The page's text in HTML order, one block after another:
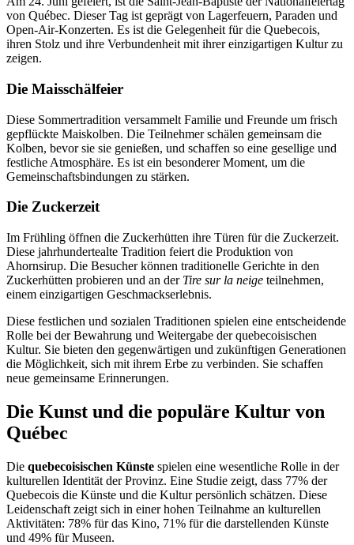
von Québec. Dieser Tag ist geprägt von Lagerfeuern, Paraden und
Open-Air-Konzerten. Es ist die Gelegenheit für die Quebecois,
ihren Stolz und ihre Verbundenheit mit ihrer einzigartigen Kultur zu
zeigen.
Die Maisschälfeier
Diese Sommertradition versammelt Familie und Freunde um frisch
gepflückte Maiskolben. Die Teilnehmer schälen gemeinsam die
Kolben, bevor sie sie genießen, und schaffen so eine gesellige und
festliche Atmosphäre. Es ist ein besonderer Moment, um die
Gemeinschaftsbindungen zu stärken.
Die Zuckerzeit
Im Frühling öffnen die Zuckerhütten ihre Türen für die Zuckerzeit.
Diese jahrhundertealte Tradition feiert die Produktion von
Ahornsirup. Die Besucher können traditionelle Gerichte in den
Zuckerhütten probieren und an der Tire sur la neige teilnehmen,
einem einzigartigen Geschmackserlebnis.
Diese festlichen und sozialen Traditionen spielen eine entscheidende
Rolle bei der Bewahrung und Weitergabe der quebecoisischen
Kultur. Sie bieten den gegenwärtigen und zukünftigen Generationen
die Möglichkeit, sich mit ihrem Erbe zu verbinden. Sie schaffen
neue gemeinsame Erinnerungen.
Die Kunst und die populäre Kultur von
Québec
Die quebecoisischen Künste spielen eine wesentliche Rolle in der
kulturellen Identität der Provinz. Eine Studie zeigt, dass 77% der
Quebecois die Künste und die Kultur persönlich schätzen. Diese
Leidenschaft zeigt sich in einer hohen Teilnahme an kulturellen
Aktivitäten: 78% für das Kino, 71% für die darstellenden Künste
und 49% für Museen.